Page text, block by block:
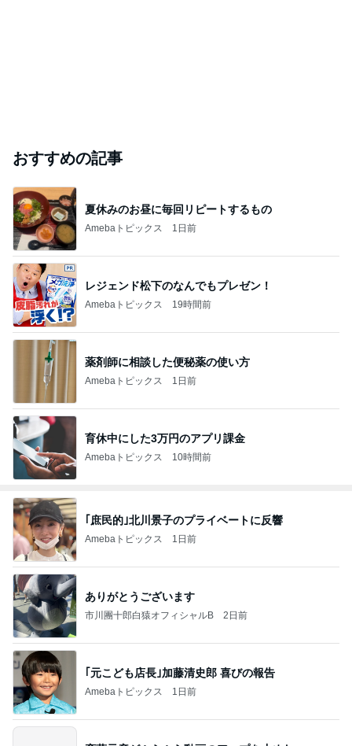
おすすめの記事
夏休みのお昼に毎回リピートするもの
Amebaトピックス 1日前
レジェンド松下のなんでもプレゼン！
Amebaトピックス 19時間前
薬剤師に相談した便秘薬の使い方
Amebaトピックス 1日前
育休中にした3万円のアプリ課金
Amebaトピックス 10時間前
｢庶民的｣北川景子のプライベートに反響
Amebaトピックス 1日前
ありがとうございます
市川團十郎白猿オフィシャルB 2日前
｢元こども店長｣加藤清史郎 喜びの報告
Amebaトピックス 1日前